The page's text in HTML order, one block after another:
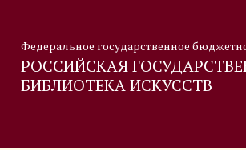
Федеральное государственное
РОССИЙСКАЯ
БИБЛИОТЕКА ИСКУССТВ